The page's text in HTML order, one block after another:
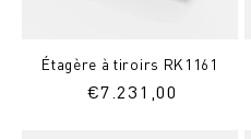
Étagère à tiroirs RK1161
Prix
€7.231,00